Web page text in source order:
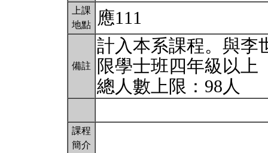
上課
地點
應111
備註
計入本系課程。與李
限學士班四年級以上
總人數上限：98人
課程
簡介